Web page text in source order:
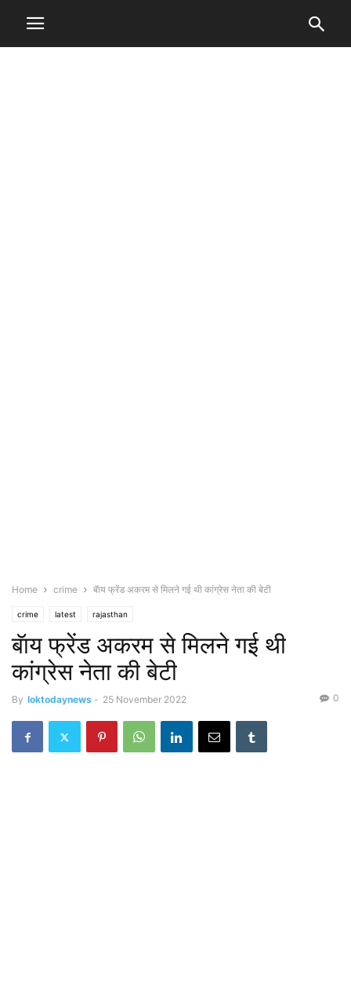
Home crime बॅाय फ्रेंड अकरम से मिलने गई थी कांग्रेस नेता की बेटी
crime latest rajasthan
बॅाय फ्रेंड अकरम से मिलने गई थी
कांग्रेस नेता की बेटी
By loktodaynews - 25 November 2022 0